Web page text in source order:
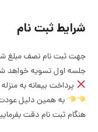
شرایط ثبت نام
جهت ثبت نام نصف مبلغ
جلسه اول تسویه خواهد
پرداخت بیعانه به
به همین دلیل عودت
هنگام ثبت نام دقت